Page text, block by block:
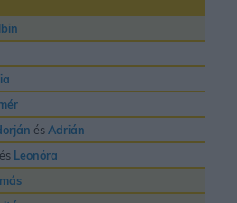
ésAdrián
és Leonóra